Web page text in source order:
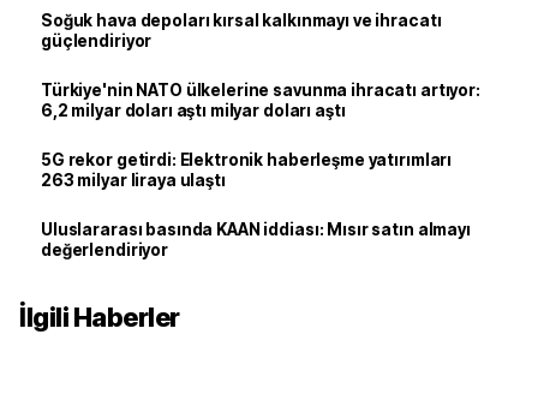
Soğuk hava depoları kırsal kalkınmayı ve ihracatı
güçlendiriyor
Türkiye'nin NATO ülkelerine savunma ihracatı artıyor:
6,2 milyar doları aştı milyar doları aştı
5G rekor getirdi: Elektronik haberleşme yatırımları
263 milyar liraya ulaştı
Uluslararası basında KAAN iddiası: Mısır satın almayı
değerlendiriyor
İlgili Haberler